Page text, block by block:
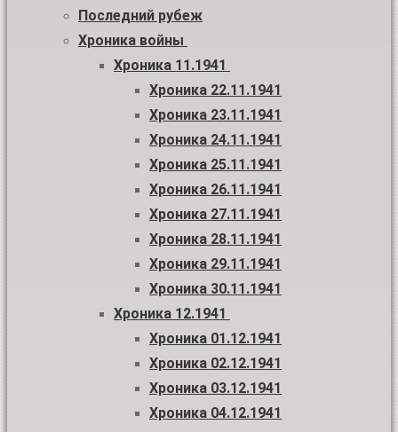
Последний рубеж
Хроника войны
Хроника 11.1941
Хроника 22.11.1941
Хроника 23.11.1941
Хроника 24.11.1941
Хроника 25.11.1941
Хроника 26.11.1941
Хроника 27.11.1941
Хроника 28.11.1941
Хроника 29.11.1941
Хроника 30.11.1941
Хроника 12.1941
Хроника 01.12.1941
Хроника 02.12.1941
Хроника 03.12.1941
Хроника 04.12.1941